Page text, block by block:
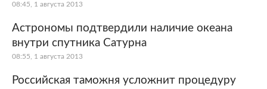
08:45, 1 августа 2013
Астрономы подтвердили наличие океана
внутри спутника Сатурна
08:55, 1 августа 2013
Российская таможня усложнит процедуру